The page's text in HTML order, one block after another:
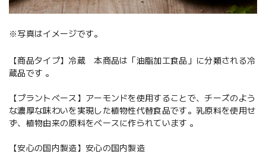
※写真はイメージです。
【商品タイプ】冷蔵 本商品は「油脂加工食品」に分類される冷
蔵品です 。
【プラントベース】アーモンドを使用することで、チーズのよう
な濃厚な味わいを実現した植物性代替食品です。乳原料を使用せ
ず、植物由来の原料をベースに作られています 。
【安心の国内製造】安心の国内製造